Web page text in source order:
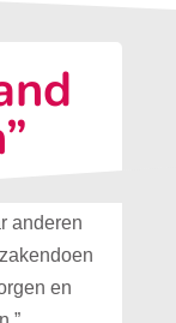
anderen
en